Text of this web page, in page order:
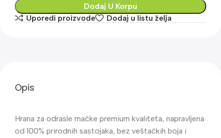
Dodaj U Korpu
Uporedi proizvode
Dodaj u listu želja
Opis
Hrana za odrasle mačke premium kvaliteta, napravljena
od 100% prirodnih sastojaka, bez veštačkih boja i